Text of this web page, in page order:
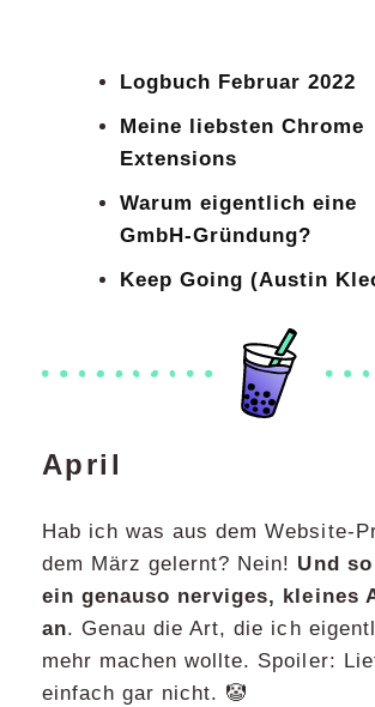
Logbuch Februar 2022
Meine liebsten Chrome
Extensions
Warum eigentlich eine
GmbH-Gründung?
Keep Going (Austin
April
Hab ich was aus dem Website-
dem März gelernt? Nein! Und
ein genauso nerviges, kleines
an. Genau die Art, die ich
mehr machen wollte. Spoiler:
einfach gar nicht. 🤡